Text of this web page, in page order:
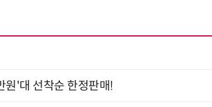
'대 선착순 한정판매!